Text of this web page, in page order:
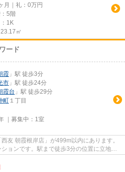
月｜礼：0万円
5階
1K
㎡
ード
霞 」駅 徒歩3分
市 」駅 徒歩24分
霞台 」駅 徒歩29分
町 １丁目
｜募集中： 1室
友 朝霞根岸店」が499m以内にあります。
ョンです。駅まで徒歩3分の位置に立地す